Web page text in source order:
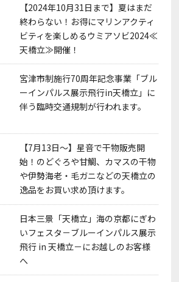
【2024年10月31日まで】夏はまだ
終わらない！お得にマリンアクティ
ビティを楽しめるウミアソビ2024≪
天橋立≫開催！
宮津市制施行70周年記念事業「ブル
ーインパルス展示飛行in天橋立」に
伴う臨時交通規制が行われます。
【7月13日～】星音で干物販売開
始！のどぐろや甘鯛、カマスの干物
や伊勢海老・毛ガニなどの天橋立の
逸品をお買い求め頂けます。
日本三景「天橋立」海の京都にぎわ
いフェスタ－ブルーインパルス展示
飛行 in 天橋立－にお越しのお客様
へ